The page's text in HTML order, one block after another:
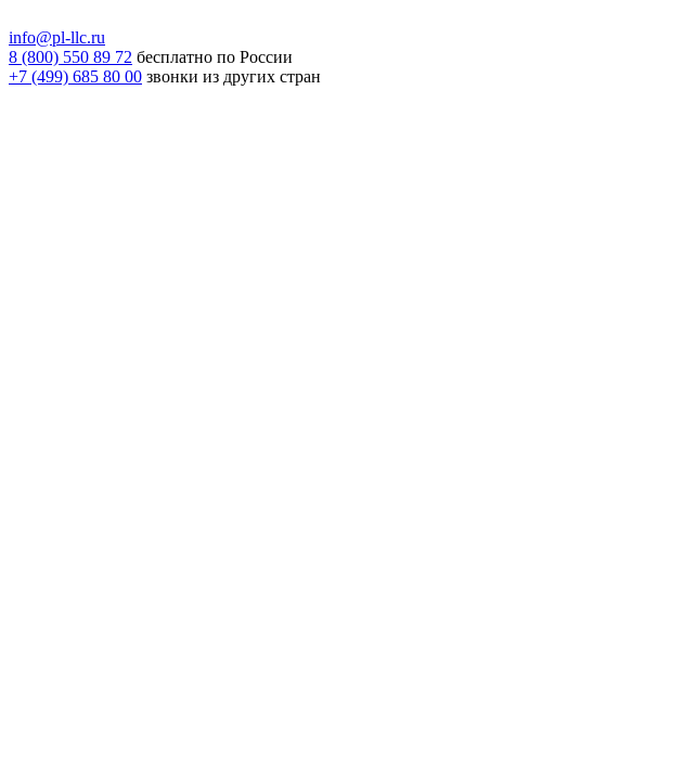
info@pl-llc.ru
8 (800) 550 89 72 бесплатно по России
+7 (499) 685 80 00 звонки из других стран